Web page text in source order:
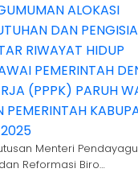
ALOKASI
DAN
RIWAYAT HIDUP
PEMERINTAH
(PPPK) PARUH
PEMERINTAH
Menteri
Reformasi Biro…